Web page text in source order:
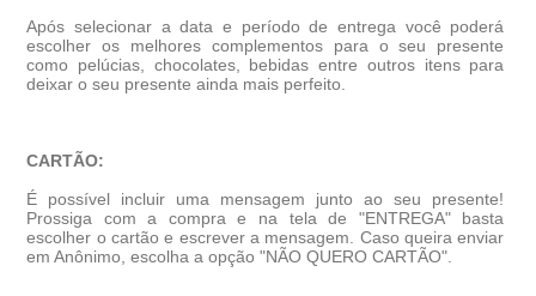
Após selecionar a data e período de entrega você poder
escolher os melhores complementos para o seu presente
como pelúcias, chocolates, bebidas entre outros itens para
deixar o seu presente ainda mais perfeito.
CARTÃO:
É possível incluir uma mensagem junto ao seu presente!
Prossiga com a compra e na tela de "ENTREGA" basta
escolher o cartão e escrever a mensagem. Caso queira enviar
em Anônimo, escolha a opção "NÃO QUERO CARTÃO".